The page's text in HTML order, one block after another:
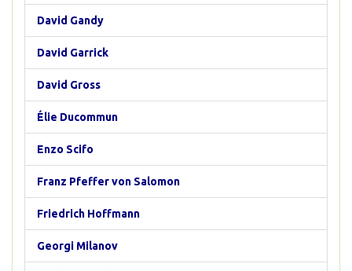
David Gandy
David Garrick
David Gross
Élie Ducommun
Enzo Scifo
Franz Pfeffer von Salomon
Friedrich Hoffmann
Georgi Milanov